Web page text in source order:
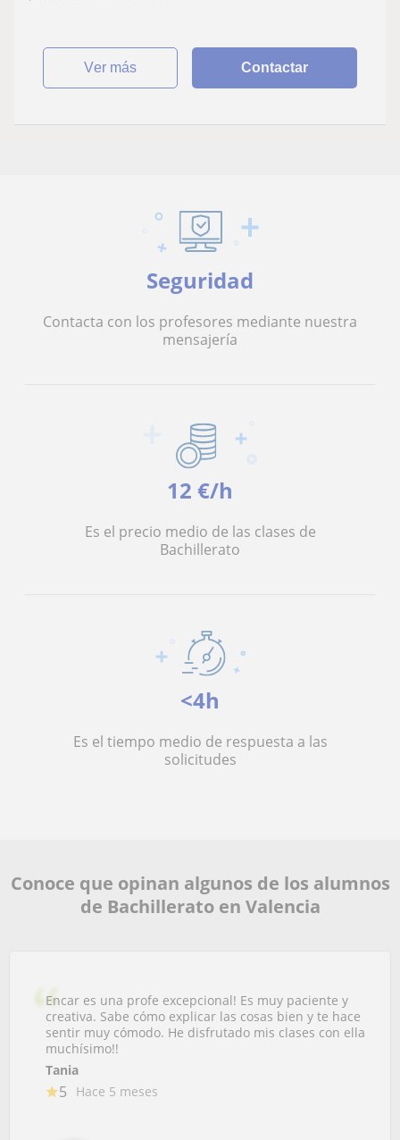
ver más Contactar
Seguridad
Contacta con los profesores mediante nuestra
mensajería
12 €/h
Es el precio medio de las clases de
Bachillerato
<4h
Es el tiempo medio de respuesta a las
solicitudes
Conoce que opinan algunos de los alumnos
de Bachillerato en Valencia
Encar es una profe excepcional! Es muy paciente y
creativa. Sabe cómo explicar las cosas bien y te hace
sentir muy cómodo. He disfrutado mis clases con ella
muchísimo!!
Tania
5 Hace 5 meses